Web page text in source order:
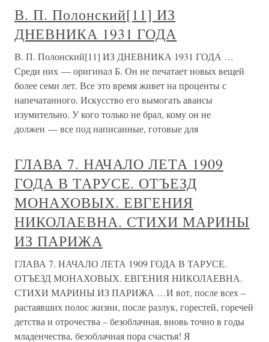
В. П. Полонский[11] ИЗ
ДНЕВНИКА 1931 ГОДА
В. П. Полонский[11] ИЗ ДНЕВНИКА 1931 ГОДА …
Среди них — оригинал Б. Он не печатает новых вещей
более семи лет. Все это время живет на проценты с
напечатанного. Искусство его вымогать авансы
изумительно. У кого только не брал, кому он не
должен — все под написанные, готовые для
ГЛАВА 7. НАЧАЛО ЛЕТА 1909
ГОДА В ТАРУСЕ. ОТЪЕЗД
МОНАХОВЫХ. ЕВГЕНИЯ
НИКОЛАЕВНА. СТИХИ МАРИНЫ
ИЗ ПАРИЖА
ГЛАВА 7. НАЧАЛО ЛЕТА 1909 ГОДА В ТАРУСЕ.
ОТЪЕЗД МОНАХОВЫХ. ЕВГЕНИЯ НИКОЛАЕВНА.
СТИХИ МАРИНЫ ИЗ ПАРИЖА …И вот, после всех –
растаявших полос жизни, после разлук, горестей, горечей
детства и отрочества – безоблачная, вновь точно в годы
младенчества, безоблачная пора счастья! Я